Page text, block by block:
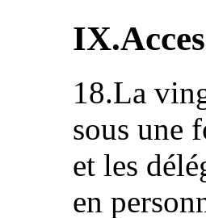
18.La
sous une
et les
en